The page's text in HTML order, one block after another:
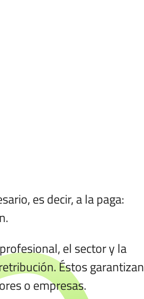
es decir, a la paga:
el sector y la
Éstos garantizan
o empresas.